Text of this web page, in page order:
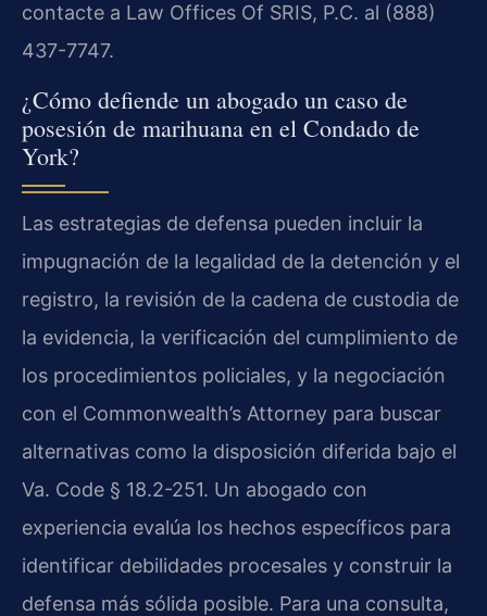
contacte a Law Offices Of SRIS, P.C. al (888)
437-7747.
¿Cómo defiende un abogado un caso de
posesión de marihuana en el Condado de
York?
Las estrategias de defensa pueden incluir la
impugnación de la legalidad de la detención y el
registro, la revisión de la cadena de custodia de
la evidencia, la verificación del cumplimiento de
los procedimientos policiales, y la negociación
con el Commonwealth’s Attorney para buscar
alternativas como la disposición diferida bajo el
Va. Code § 18.2-251. Un abogado con
experiencia evalúa los hechos específicos para
identificar debilidades procesales y construir la
defensa más sólida posible. Para una consulta,